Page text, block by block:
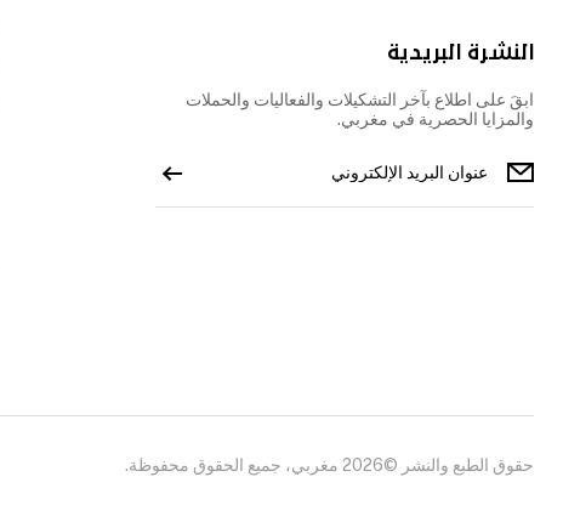
النشرة البريدية
ابقَ على اطلاع بآخر التشكيلات والفعاليات والحملات
والمزايا الحصرية في مغربي.
حقوق الطبع والنشر ©2026 مغربي، جميع الحقوق محفوظة.